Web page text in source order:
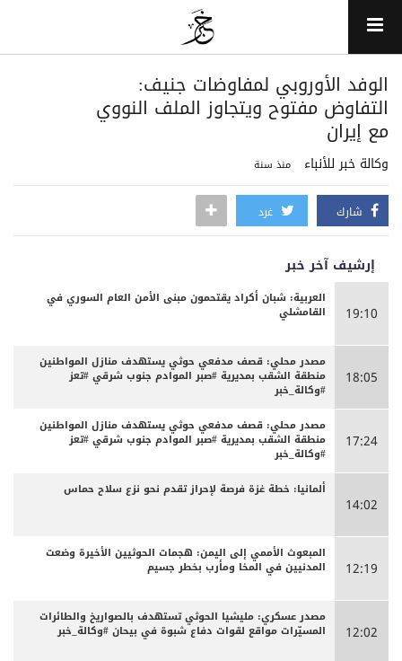
الوفد الأوروبي لمفاوضات جنيف:
التفاوض مفتوح ويتجاوز الملف النووي
مع إيران
وكالة خبر للأنباء منذ سنة
شارك غرد
إرشيف آخر خبر
19:10
العربية: شبان أكراد يقتحمون مبنى الأمن العام السوري في
القامشلي
18:05
مصدر محلي: قصف مدفعي حوثي يستهدف منازل المواطنين
منطقة الشقب بمديرية #صبر الموادم جنوب شرقي #تعز
#وكالة_خبر
17:24
مصدر محلي: قصف مدفعي حوثي يستهدف منازل المواطنين
منطقة الشقب بمديرية #صبر الموادم جنوب شرقي #تعز
#وكالة_خبر
14:02
ألمانيا: خطة غزة فرصة لإحراز تقدم نحو نزع سلاح حماس
12:19
المبعوث الأممي إلى اليمن: هجمات الحوثيين الأخيرة وضعت
المدنيين في المخا ومأرب بخطر جسيم
12:02
مصدر عسكري: مليشيا الحوثي تستهدف بالصواريخ والطائرات
المسيّرات مواقع لقوات دفاع شبوة في بيحان #وكالة_خبر